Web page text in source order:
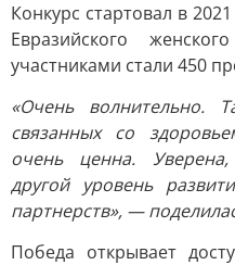
Конкурс стартовал в
Евразийского
участниками стали 450
«Очень волнительно.
связанных со
очень ценна.
другой уровень
партнерств», —
Победа открывает